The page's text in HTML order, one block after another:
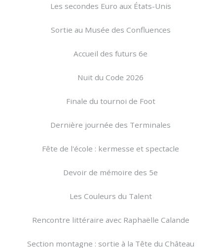
Les secondes Euro aux États-Unis
Sortie au Musée des Confluences
Accueil des futurs 6e
Nuit du Code 2026
Finale du tournoi de Foot
Dernière journée des Terminales
Fête de l'école : kermesse et spectacle
Devoir de mémoire des 5e
Les Couleurs du Talent
Rencontre littéraire avec Raphaëlle Calande
Section montagne : sortie à la Tête du Château